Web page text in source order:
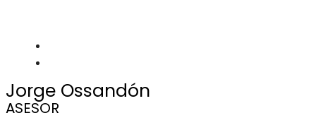
Jorge Ossandón
ASESOR